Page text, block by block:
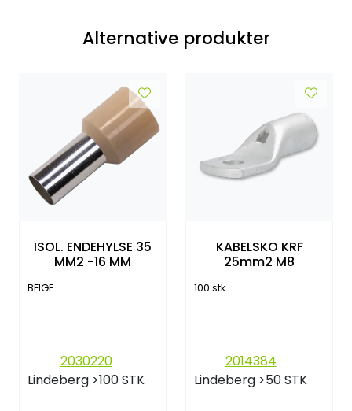
Alternative produkter
ISOL. ENDEHYLSE 35
MM2 -16 MM
BEIGE
2030220
Lindeberg >100 STK
KABELSKO KRF
25mm2 M8
100 stk
2014384
Lindeberg >50 STK